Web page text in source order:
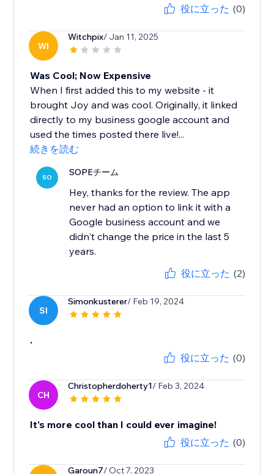
役に立った (0)
WI
Witchpix/ Jan 11, 2025
Was Cool; Now Expensive
When I first added this to my website - it
brought Joy and was cool. Originally, it linked
directly to my business google account and
used the times posted there live!...
続きを読む
SO SOPEチーム
Hey, thanks for the review. The app
never had an option to link it with a
Google business account and we
didn't change the price in the last 5
years.
役に立った (2)
SI
Simonkusterer/ Feb 19, 2024
.
役に立った (0)
CH
Christopherdoherty1/ Feb 3, 2024
It's more cool than I could ever imagine!
役に立った (0)
Garoun7/ Oct 7, 2023